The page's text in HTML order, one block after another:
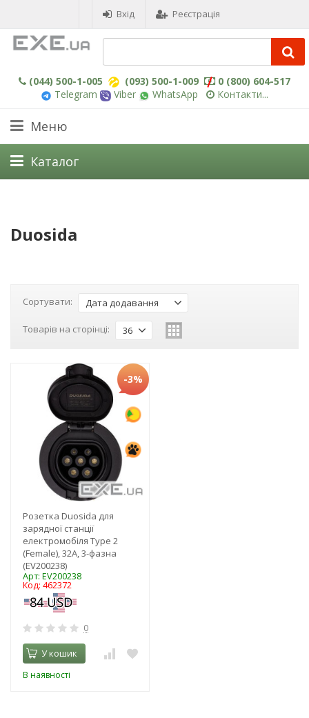
Вхід Реєстрація
(044) 500-1-005 (093) 500-1-009
0 (800) 604-517
Telegram
Viber WhatsApp Контакти...
Меню
Каталог
Duosida
Сортувати: Дата додавання
Товарів на сторінці: 36
-3%
Розетка Duosida для
зарядної станції
електромобіля Type 2
(Female), 32A, 3-фазна
(EV200238)
Арт: EV200238
Код: 462372
0
У кошик
В наявності